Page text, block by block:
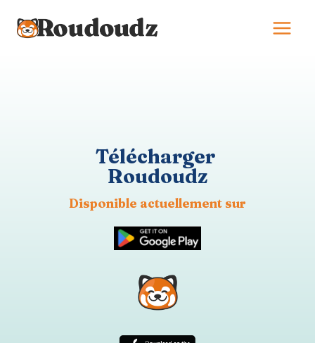
Télécharger
Roudoudz
Disponible actuellement sur